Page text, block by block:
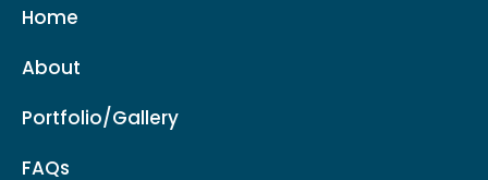
Home
About
Portfolio/Gallery
FAQs